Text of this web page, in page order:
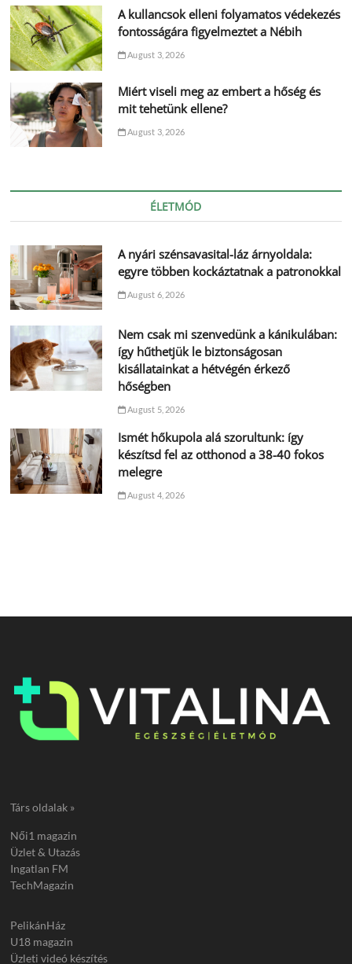
A kullancsok elleni folyamatos védekezés
fontosságára figyelmeztet a Nébih
August 3, 2026
Miért viseli meg az embert a hőség és
mit tehetünk ellene?
August 3, 2026
ÉLETMÓD
A nyári szénsavasital-láz árnyoldala:
egyre többen kockáztatnak a patronokkal
August 6, 2026
Nem csak mi szenvedünk a kánikulában:
így hűthetjük le biztonságosan
kisállatainkat a hétvégén érkező
hőségben
August 5, 2026
Ismét hőkupola alá szorultunk: így
készítsd fel az otthonod a 38-40 fokos
melegre
August 4, 2026
Társ oldalak »
Női1 magazin
Üzlet & Utazás
Ingatlan FM
TechMagazin
PelikánHáz
U18 magazin
Üzleti videó készítés